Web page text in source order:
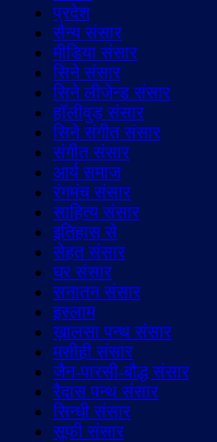
प्रदेश
सैन्य संसार
मीडिया संसार
सिने संसार
सिने लीजेन्ड संसार
हॉलीवुड़ संसार
सिने संगीत संसार
संगीत संसार
आर्य समाज
रंगमंच संसार
साहित्य संसार
इतिहास से
सेहत संसार
घर संसार
सनातन संसार
इस्लाम
ख़ालसा पन्थ संसार
मसीही संसार
जैन-पारसी-बौद्ध संसार
रैदास पन्थ संसार
सिन्धी संसार
सूफी संसार